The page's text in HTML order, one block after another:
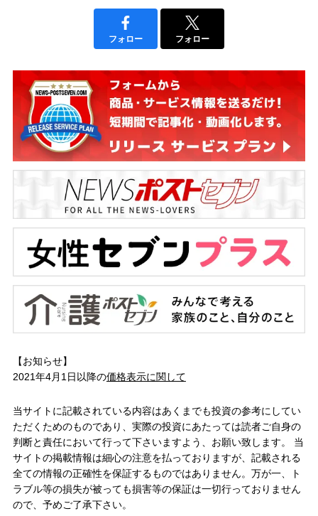
フォロー フォロー
【お知らせ】
2021年4月1日以降の価格表示に関して
当サイトに記載されている内容はあくまでも投資の参考にしてい
ただくためのものであり、実際の投資にあたっては読者ご自身の
判断と責任において行って下さいますよう、お願い致します。 当
サイトの掲載情報は細心の注意を払っておりますが、記載される
全ての情報の正確性を保証するものではありません。万が一、ト
ラブル等の損失が被っても損害等の保証は一切行っておりません
ので、予めご了承下さい。